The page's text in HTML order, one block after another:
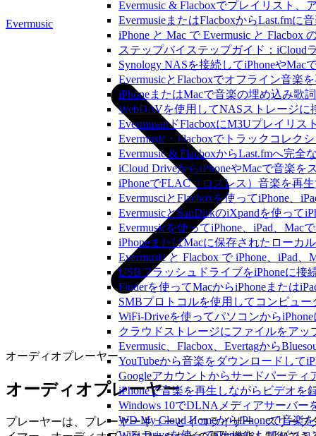
Evermusic & Flacboxでプレイリスト
EvermusieまたはFlacboxからLast.fmに
iPhone と Mac で Evermusic と
ステップバイステップガイド：iCloud
Synology NASを接続してiPhoneやMac
EvermusicとFlacboxでオフライン音楽
iPhoneまたはMacで音楽の埋め込み歌
WebDAVを使用してNASストレージに
EvermusanドFlacboxにM3Uプレイリ
Evermusic・Flacboxでトラックコレク
Evermusic & FlacboxからLast.fmへ完
iCloud DriveからiPhoneやMacで音楽を
iPhoneでFLAC（ロスレス）音楽を再
EvermusciとFlacboxを使ってiPhone、
EvermusicとSanDiskのiXpandを使っ
Evermusicを使ってiPhone、iPad、Mac
iPhoneまたはMacに保存されたローカ
Evermusic と Flacbox で iPhone、iPad
USBフラッシュドライブをiPhoneに
Finderを使ってMacからiPhoneまたは
SMBプロトコルを使用してコンピュ
WiFi-Driveを使ってパソコンから
クラウドストレージにファイルをアッ
Evermusic、Flacbox、Evertagから
YouTubeから音楽をダウンロードして
Googleアカウントからサードパーティ
iPhoneで音楽を再生しながらビデオを
Windows 10でDLNAメディアサーバー
WD My Cloud HomeからiPhoneで音楽
Evermusic
オーディオプレーヤー
オーディオプレーヤー
プレーヤーは、プレーヤーキューとイコライザー、スリープ